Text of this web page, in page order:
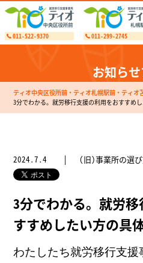
011-522-9370 011-299-2745
お知ら
ティオ中央区役所前・ティオ札幌駅前・ティオ
3分でわかる。就労移行支援の利用をおすすめ
2024.7.4 (旧)事業所の選
3分でわかる。就労
すすめしたい方の具
わたしたち就労移行支援